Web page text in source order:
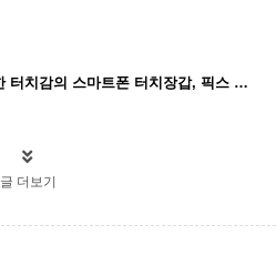
정교하고 정확한 터치감의 스마트폰 터치장갑, 픽스 스마트 터치
글 더보기